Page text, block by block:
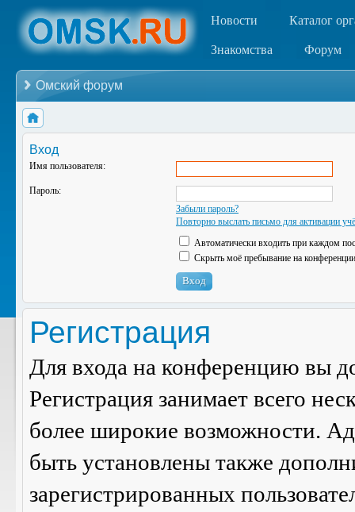
Новости Каталог
Знакомства Форум
Омский форум
Вход
Имя пользователя:
Пароль:
Забыли пароль?
Повторно выслать письмо для активации
Автоматически входить при каждом
Скрыть моё пребывание на
Регистрация
Для входа на конференцию вы
Регистрация занимает всего
более широкие возможности.
быть установлены также
зарегистрированных